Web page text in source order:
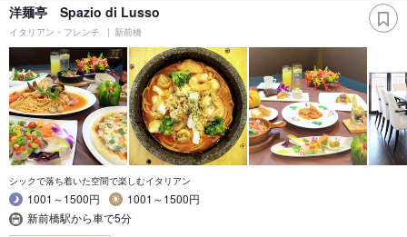
洋麺亭 Spazio di Lusso
イタリアン・フレンチ 新前橋
シックで落ち着いた空間で楽しむイタリアン
1001～1500円
1001～1500円
新前橋駅から車で5分